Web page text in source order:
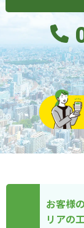
お客様
リアの